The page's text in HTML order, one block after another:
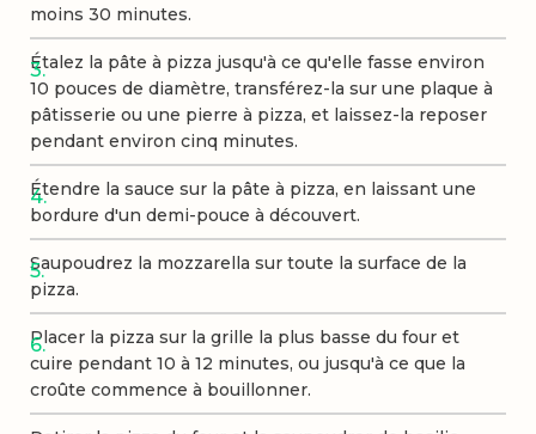
moins 30 minutes.
Étalez la pâte à pizza jusqu'à ce qu'elle fasse environ
10 pouces de diamètre, transférez-la sur une plaque à
pâtisserie ou une pierre à pizza, et laissez-la reposer
pendant environ cinq minutes.
Étendre la sauce sur la pâte à pizza, en laissant une
bordure d'un demi-pouce à découvert.
Saupoudrez la mozzarella sur toute la surface de la
pizza.
Placer la pizza sur la grille la plus basse du four et
cuire pendant 10 à 12 minutes, ou jusqu'à ce que la
croûte commence à bouillonner.